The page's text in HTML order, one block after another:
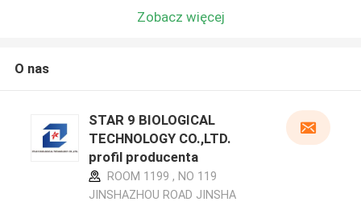
Zobacz więcej
O nas
STAR 9 BIOLOGICAL
TECHNOLOGY CO.,LTD.
profil producenta
ROOM 1199 , NO 119
JINSHAZHOU ROAD JINSHA